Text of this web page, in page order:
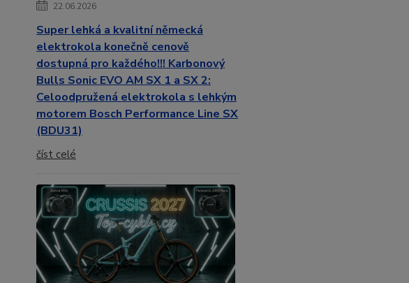
22.06.2026
Super lehká a kvalitní německá
elektrokola konečně cenově
dostupná pro každého!!! Karbonový
Bulls Sonic EVO AM SX 1 a SX 2:
Celoodpružená elektrokola s lehkým
motorem Bosch Performance Line SX
(BDU31)
číst celé